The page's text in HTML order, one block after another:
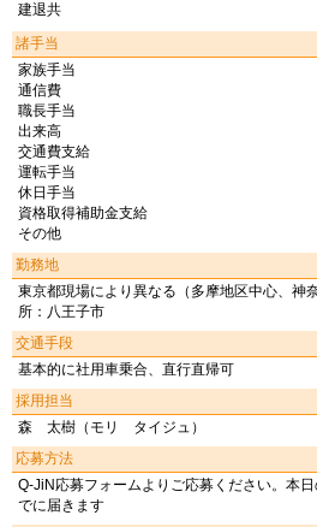
建退共
諸手当
家族手当
通信費
職長手当
出来高
交通費支給
運転手当
休日手当
資格取得補助金支給
その他
勤務地
東京都現場により異なる（多摩地区中心、神
所：八王子市
交通手段
基本的に社用車乗合、直行直帰可
採用担当
森 太樹（モリ タイジュ）
応募方法
Q-JiN応募フォームよりご応募ください。本
でに届きます